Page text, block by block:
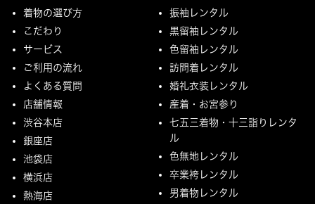
着物の選び方
こだわり
サービス
ご利用の流れ
よくある質問
店舗情報
渋谷本店
銀座店
池袋店
横浜店
熱海店
振袖レンタル
黒留袖レンタル
色留袖レンタル
訪問着レンタル
婚礼衣装レンタル
産着・お宮参り
七五三着物・十三詣りレンタ
ル
色無地レンタル
卒業袴レンタル
男着物レンタル